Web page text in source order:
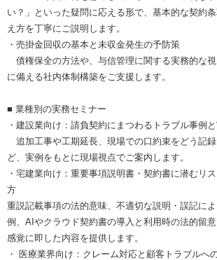
い？」といった疑問に応える形で、基本的な契約
え方を丁寧にご説明します。
・売掛金回収の基本と未収金発生の予防策
債権保全の方法や、与信管理に関する実務的な
に備える社内体制構築をご支援します。
■ 業種別の実務セミナー
・建設業向け：請負契約にまつわるトラブル事例
追加工事や工期延長、現場での口約束をどう記
ど、実例をもとに現場視点でご案内します。
・宅建業向け：重要事項説明書・契約書に潜むリ
方
重説記載事項の法的意味、不適切な説明・誤記に
例、AIやクラウド契約書の導入と利用時の法的留
感覚に即した内容を提供します。
・ 医療業界向け：クレーム対応と顧客トラブルへ